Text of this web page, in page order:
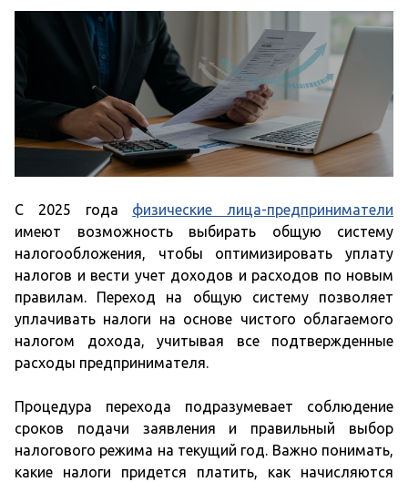
С 2025 года физические лица-предприниматели
имеют возможность выбирать общую систему
налогообложения, чтобы оптимизировать уплату
налогов и вести учет доходов и расходов по новым
правилам. Переход на общую систему позволяет
уплачивать налоги на основе чистого облагаемого
налогом дохода, учитывая все подтвержденные
расходы предпринимателя.
Процедура перехода подразумевает соблюдение
сроков подачи заявления и правильный выбор
налогового режима на текущий год. Важно понимать,
какие налоги придется платить, как начисляются